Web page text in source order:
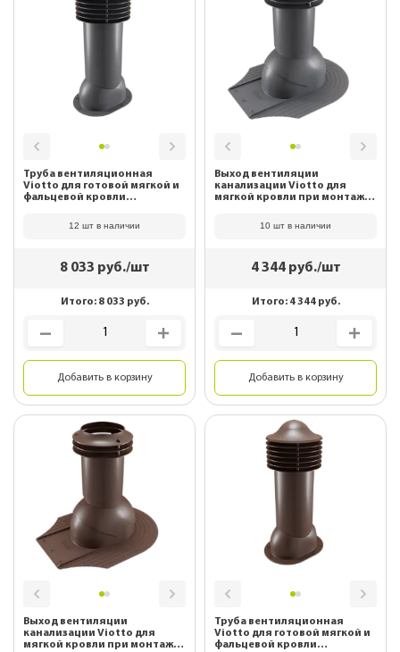
Труба вентиляционная
Viotto для готовой мягкой и
фальцевой кровли
мм) RAL 7024 Графитовый
12 шт в наличии
8 033 руб./шт
Итого: 8 033 руб.
Добавить в корзину
Выход вентиляции
канализации Viotto для
мягкой кровли при монтаже
10 шт в наличии
4 344руб./шт
Итого: 4 344руб.
Добавить в корзину
Выход вентиляции
канализации Viotto для
мягкой кровли при монтаже
Труба вентиляционная
Viotto для готовой мягкой и
фальцевой кровли